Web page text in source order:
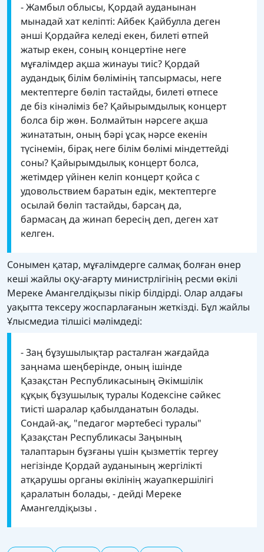
- Жамбыл облысы, Қордай ауданынан
мынадай хат келіпті: Айбек Қайбулла деген
әнші Қордайға келеді екен, билеті өтпей
жатыр екен, соның концертіне неге
мұғалімдер ақша жинауы тиіс? Қордай
аудандық білім бөлімінің тапсырмасы, неге
мектептерге бөліп тастайды, билеті өтпесе
де біз кінәліміз бе? Қайырымдылық концерт
болса бір жөн. Болмайтын нәрсеге ақша
жинататын, оның бәрі ұсақ нәрсе екенін
түсінемін, бірақ неге білім бөлімі міндеттейді
соны? Қайырымдылық концерт болса,
жетімдер үйінен келіп концерт қойса с
удовольствием баратын едік, мектептерге
осылай бөліп тастайды, барсаң да,
бармасаң да жинап бересің деп, деген хат
келген.
Сонымен қатар, мұғалімдерге салмақ болған өнер
кеші жайлы оқу-ағарту министрлігінің ресми өкілі
Мереке Амангелдіқызы пікір білдірді. Олар алдағы
уақытта тексеру жоспарлағанын жеткізді. Бұл жайлы
Ұлысмедиа тілшісі мәлімдеді:
- Заң бұзушылықтар расталған жағдайда
заңнама шеңберінде, оның ішінде
Қазақстан Республикасының Әкімшілік
құқық бұзушылық туралы Кодексіне сәйкес
тиісті шаралар қабылданатын болады.
Сондай-ақ, "педагог мәртебесі туралы"
Қазақстан Республикасы Заңының
талаптарын бұзғаны үшін қызметтік тергеу
негізінде Қордай ауданының жергілікті
атқарушы органы өкілінің жауапкершілігі
қаралатын болады, - дейді Мереке
Амангелдіқызы .